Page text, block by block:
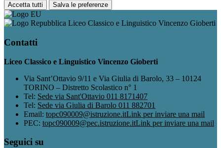
Accetta tutti Salva le preferenze
Liceo Classico e Linguistico Vincenzo Gioberti
Contatti
Liceo Classico e Linguistico Vincenzo Gioberti
Via Sant’Ottavio 9/11 e Via Giulia di Barolo, 33 – 10124
TORINO – Distretto Scolastico n° 1
Tel: Sede via Sant'Ottavio 011 8171407
Tel: Sede via Giulia di Barolo 011 882701
Email: topc090009@istruzione.itLink per inviare una mail
PEC: topc090009@pec.istruzione.itLink per inviare una mail
Seguici su